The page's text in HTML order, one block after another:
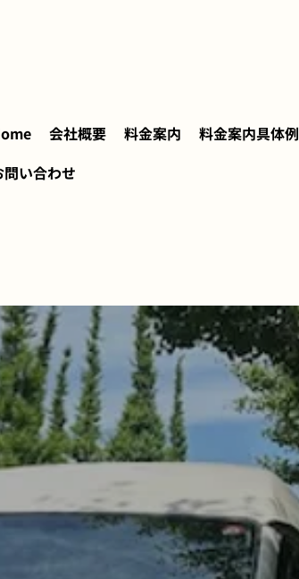
会社概要 料金案内 料金案内具体例
問い合わせ